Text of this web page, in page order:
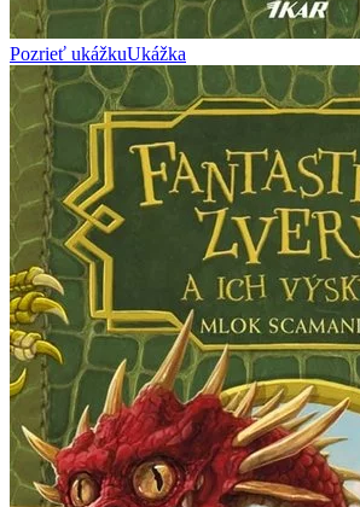
Pozrieť ukážkuUkážka